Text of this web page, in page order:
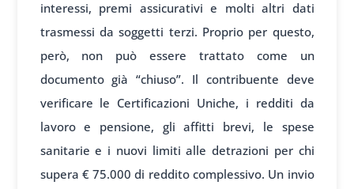
interessi, premi assicurativi e molti altri dati
trasmessi da soggetti terzi. Proprio per questo,
però, non può essere trattato come un
documento già “chiuso”. Il contribuente deve
verificare le Certificazioni Uniche, i redditi da
lavoro e pensione, gli affitti brevi, le spese
sanitarie e i nuovi limiti alle detrazioni per chi
supera € 75.000 di reddito complessivo. Un invio